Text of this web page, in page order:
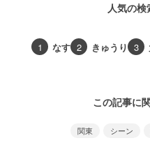
人気の
1 なす 2 きゅうり 3
この記事に
関東 シーン